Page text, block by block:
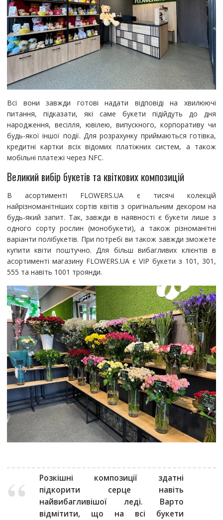
Всі вони завжди готові надати відповіді на хвилюючі
питання, підказати, які саме букети підійдуть до дня
народження, весілля, ювілею, випускного, корпоративу чи
будь-якої іншої події. Для розрахунку приймаються готівка,
кредитні картки всіх відомих платіжних систем, а також
мобільні платежі через NFC.
Великий вибір букетів та квіткових композицій
В асортименті FLOWERS.UA є тисячі колекцій
найрізноманітніших сортів квітів з оригінальним декором на
будь-який запит. Так, завжди в наявності є букети лише з
одного сорту рослин (монобукети), а також різноманітні
варіанти полібукетів. При потребі ви також завжди зможете
купити квіти поштучно. Для більш вибагливих клієнтів в
асортименті магазину FLOWERS.UA є VIP букети з 101, 301,
555 та навіть 1001 троянди.
Розкішні композиції здатні
підкорити серце навіть
найвибагливішої леді. Варто
відмітити, що на всі букети